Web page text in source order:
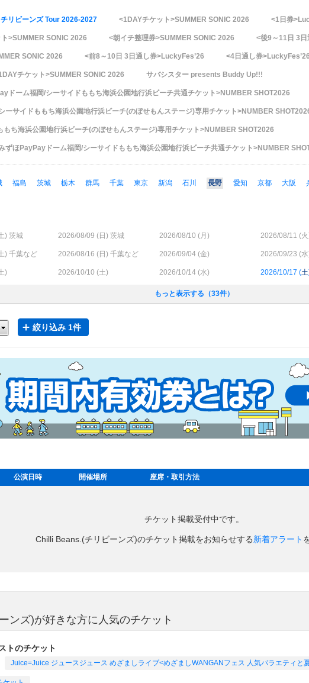
リビーンズ Tour 2026-2027 <1DAYチケット>SUMMER SONIC 2026 <1日券
>SUMMER SONIC 2026 <朝イチ整理券>SUMMER SONIC 2026 <後9～11日 3
SONIC 2026 <前8～10日 3日通し券>LuckyFes’26 <4日通し券>LuckyFes’26
チケット>SUMMER SONIC 2026 サバシスター presents Buddy Up!!!
ドーム福岡/シーサイドももち海浜公園地行浜ビーチ共通チケット>NUMBER SHOT2026
ーサイドももち海浜公園地行浜ビーチ(のぼせもんステージ)専用チケット>NUMBER
もち海浜公園地行浜ビーチ(のぼせもんステージ)専用チケット>NUMBER SHOT2026
ずほPayPayドーム福岡/シーサイドももち海浜公園地行浜ビーチ共通チケット>NUMBER
福島 茨城 栃木 群馬 千葉 東京 新潟 石川 長野 愛知 京都 大阪
) 茨城 2026/08/09 ( 日 ) 茨城 2026/08/10 (月 ) 2026/08/11 (火
) 千葉など 2026/08/16 ( 日 ) 千葉など 2026/09/04 (金) 2026/09/23 (水
) 2026/10/10 (土) 2026/10/14 (水) 2026/10/17 (土
もっと表示する（33件）
絞り込み 1件
公演日時 開催場所 座席・取引方法
チケット掲載受付中です。
Chilli Beans.(チリビーンズ)のチケット掲載をお知らせする新着アラート
ンズ)が好きな方に人気のチケット
トのチケット
Juice=Juice ジュースジュース めざましライブ<めざましWANGANフェス 人気バラエティと